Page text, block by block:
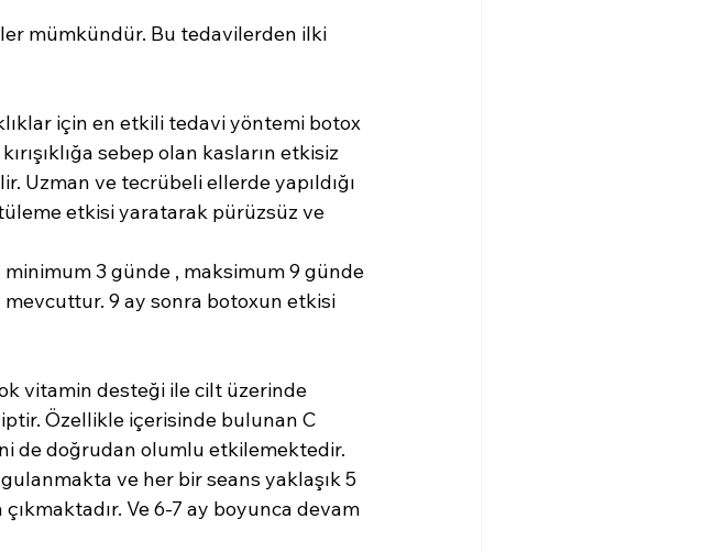
mümkündür. Bu tedavilerden ilki
için en etkili tedavi yöntemi botox
sebep olan kasların etkisiz
Uzman ve tecrübeli ellerde yapıldığı
etkisi yaratarak pürüzsüz ve
3 günde , maksimum 9 günde
mevcuttur. 9 ay sonra botoxun etkisi
vitamin desteği ile cilt üzerinde
Özellikle içerisinde bulunan C
de doğrudan olumlu etkilemektedir.
ve her bir seans yaklaşık 5
Ve 6-7 ay boyunca devam